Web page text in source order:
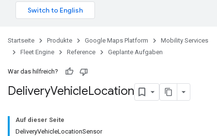
Startseite Produkte Google Maps Platform
Mobility Services
Fleet Engine
Reference Geplante Aufgaben
War das hilfreich?
DeliveryVehicleLocation
Auf dieser Seite
DeliveryVehicleLocationSensor